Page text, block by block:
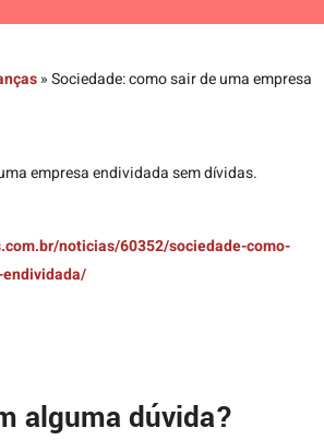
»Sociedade: como sair de uma empresa
empresa endividada sem dívidas.
noticias/60352/sociedade-como-
alguma dúvida?